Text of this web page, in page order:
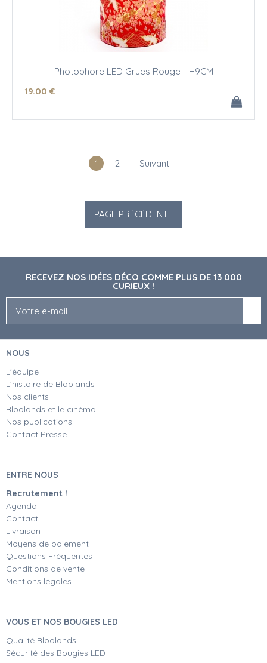
Photophore LED Grues Rouge - H9CM
19.00 €
1 2 Suivant
RECEVEZ NOS IDÉES DÉCO COMME PLUS DE 13 000
CURIEUX !
NOUS
L'équipe
L'histoire de Bloolands
Nos clients
Bloolands et le cinéma
Nos publications
Contact Presse
ENTRE NOUS
Recrutement !
Agenda
Contact
Livraison
Moyens de paiement
Questions Fréquentes
Conditions de vente
Mentions légales
VOUS ET NOS BOUGIES LED
Qualité Bloolands
Sécurité des Bougies LED